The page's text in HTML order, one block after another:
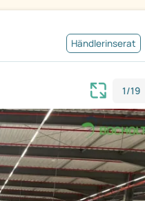
Händlerinserat
1/19